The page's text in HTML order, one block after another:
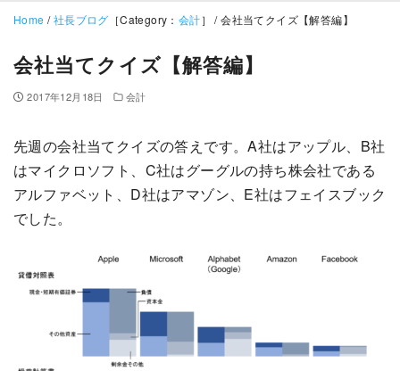
Home /社長ブログ ［Category： 会計］ / 会社当てクイズ【解答編】
会社当てクイズ【解答編】
2017年12月18日 会計
先週の会社当てクイズの答えです。A社はアップル、B社
はマイクロソフト、C社はグーグルの持ち株会社である
アルファベット、D社はアマゾン、E社はフェイスブック
でした。